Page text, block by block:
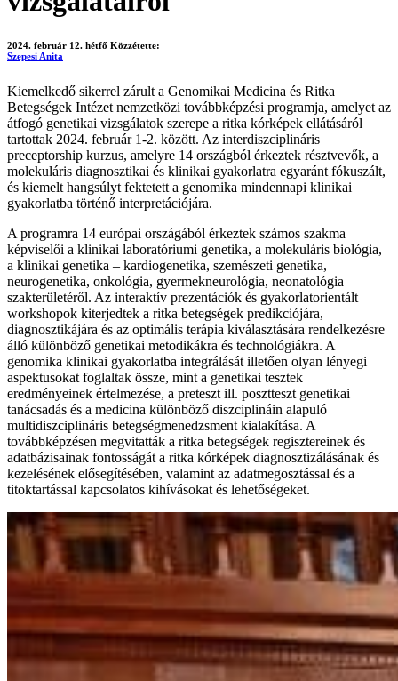
2024. február 12. hétfő Közzétette:
Szepesi Anita
Kiemelkedő sikerrel zárult a Genomikai Medicina és Ritka
Betegségek Intézet nemzetközi továbbképzési programja, amelyet az
átfogó genetikai vizsgálatok szerepe a ritka kórképek ellátásáról
tartottak 2024. február 1-2. között. Az interdiszciplináris
preceptorship kurzus, amelyre 14 országból érkeztek résztvevők, a
molekuláris diagnosztikai és klinikai gyakorlatra egyaránt fókuszált,
és kiemelt hangsúlyt fektetett a genomika mindennapi klinikai
gyakorlatba történő interpretációjára.
A programra 14 európai országából érkeztek számos szakma
képviselői a klinikai laboratóriumi genetika, a molekuláris biológia,
a klinikai genetika – kardiogenetika, szemészeti genetika,
neurogenetika, onkológia, gyermekneurológia, neonatológia
szakterületéről. Az interaktív prezentációk és gyakorlatorientált
workshopok kiterjedtek a ritka betegségek predikciójára,
diagnosztikájára és az optimális terápia kiválasztására rendelkezésre
álló különböző genetikai metodikákra és technológiákra. A
genomika klinikai gyakorlatba integrálását illetően olyan lényegi
aspektusokat foglaltak össze, mint a genetikai tesztek
eredményeinek értelmezése, a preteszt ill. posztteszt genetikai
tanácsadás és a medicina különböző diszciplináin alapuló
multidiszciplináris betegségmenedzsment kialakítása. A
továbbképzésen megvitatták a ritka betegségek regisztereinek és
adatbázisainak fontosságát a ritka kórképek diagnosztizálásának és
kezelésének elősegítésében, valamint az adatmegosztással és a
titoktartással kapcsolatos kihívásokat és lehetőségeket.